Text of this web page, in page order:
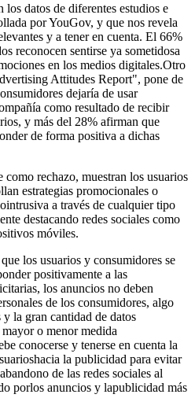
los datos de diferentes estudios e
por YouGov, y que nos revela
y a tener en cuenta. El 66%
reconocen sentirse ya sometidosa
en los medios digitales.Otro
Attitudes Report", pone de
dejaría de usar
como resultado de recibir
y más del 28% afirman que
de forma positiva a dichas
como rechazo, muestran los usuarios
estrategias promocionales o
a través de cualquier tipo
destacando redes sociales como
móviles.
los usuarios y consumidores se
positivamente a las
los anuncios no deben
de los consumidores, algo
y la gran cantidad de datos
o menor medida
conocerse y tenerse en cuenta la
la publicidad para evitar
de las redes sociales al
porlos anuncios y lapublicidad más